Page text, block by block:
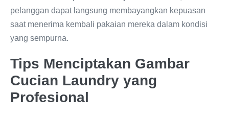
pelanggan dapat langsung membayangkan kepuasan
saat menerima kembali pakaian mereka dalam kondisi
yang sempurna.
Tips Menciptakan Gambar
Cucian Laundry yang
Profesional